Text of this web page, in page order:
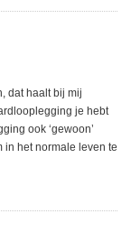
dat haalt bij mij
je hebt
ook ‘gewoon’
in het normale leven te